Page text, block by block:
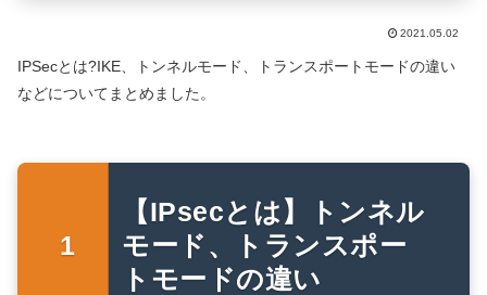
2021.05.02
IPSecとは?IKE、トンネルモード、トランスポートモードの違い
などについてまとめました。
【IPsecとは】トンネル
モード、トランスポー
トモードの違い